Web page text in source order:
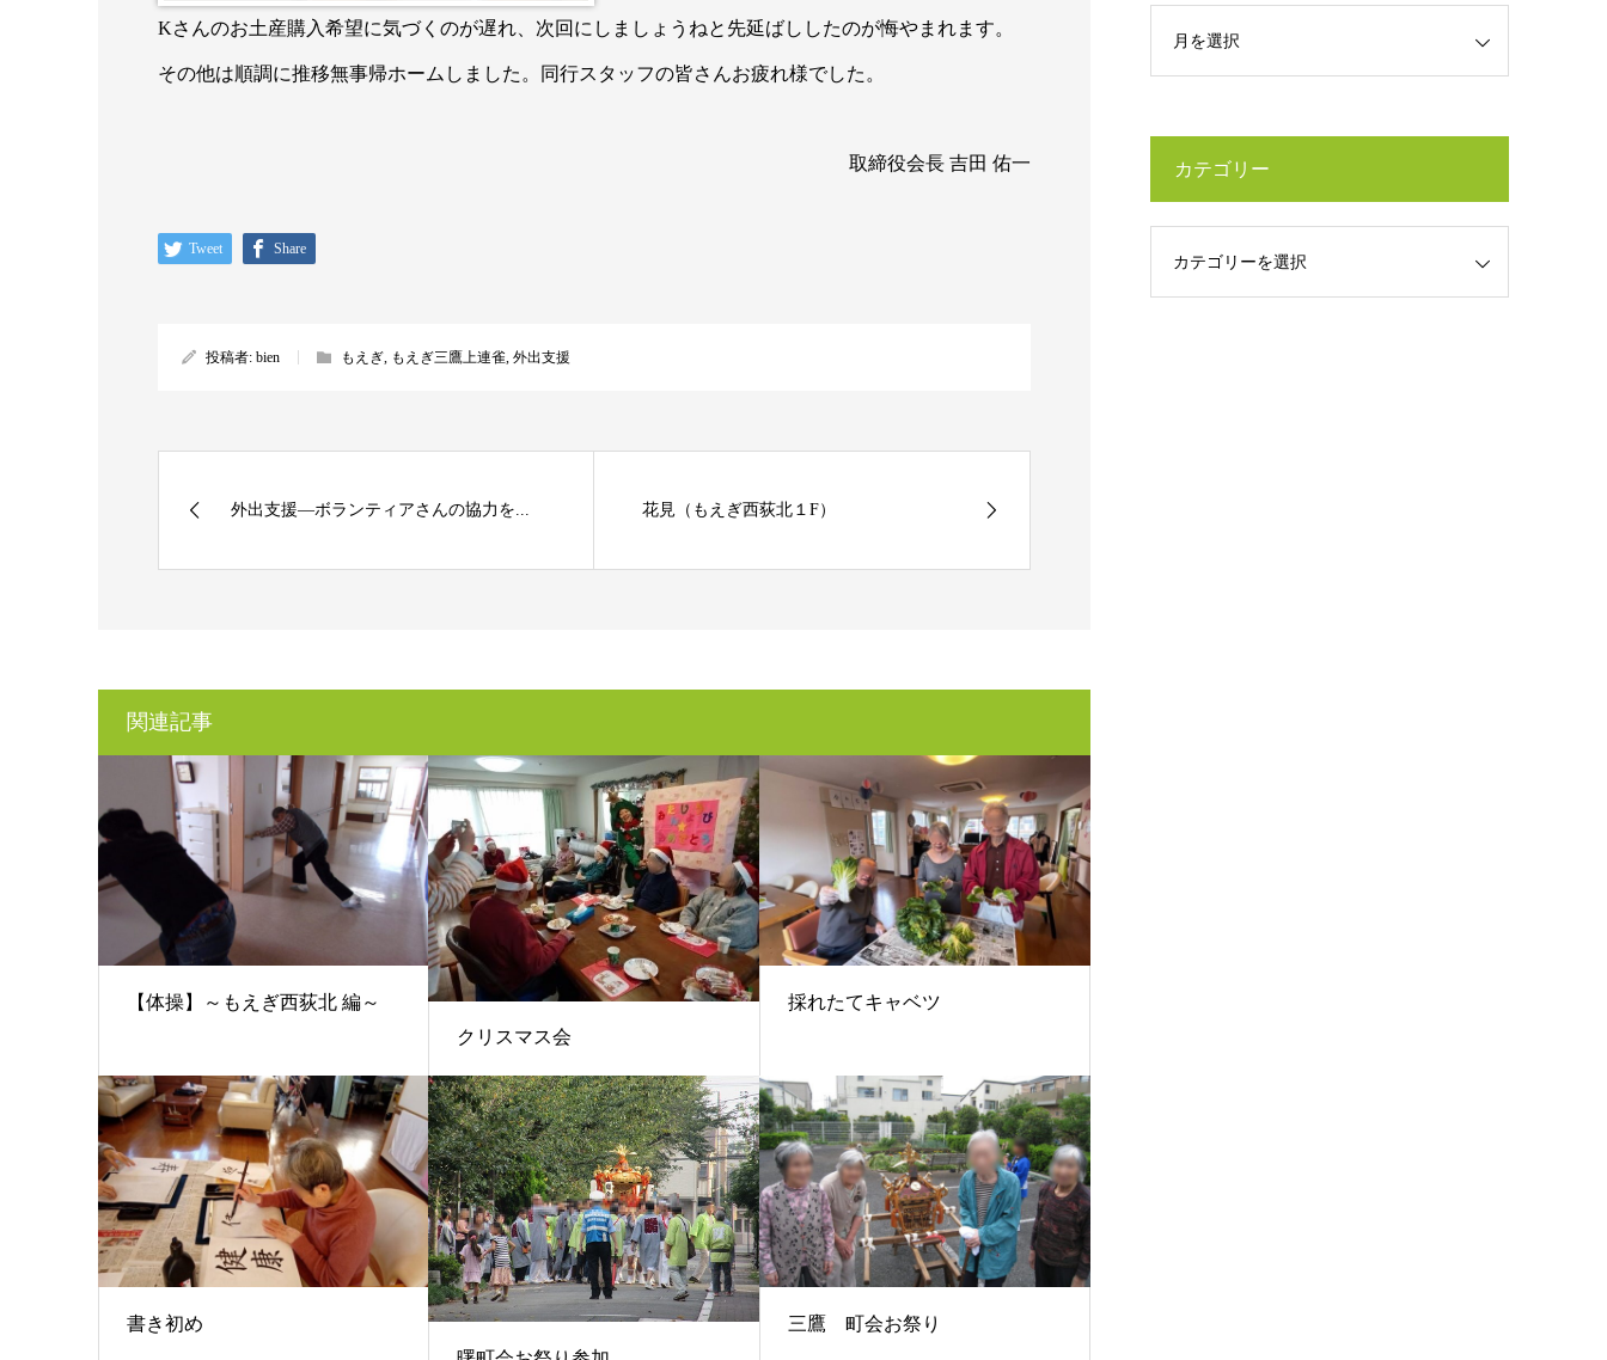
Kさんのお土産購入希望に気づくのが遅れ、次回にしましょうねと先延ばししたのが悔やまれます。
その他は順調に推移無事帰ホームしました。同行スタッフの皆さんお疲れ様でした。
取締役会長 吉田 佑一
Tweet Share
投稿者: bien もえぎ, もえぎ三鷹上連雀, 外出支援
外出支援―ボランティアさんの協力を... 花見（もえぎ西荻北１F）
関連記事
【体操】～もえぎ西荻北 編～
クリスマス会
採れたてキャベツ
書き初め
三鷹 町会お祭り
カテゴリー